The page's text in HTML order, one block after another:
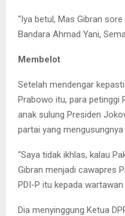
“Iya betul, Mas Gibran
Bandara Ahmad Yani,
Membelot
Setelah mendengar
Prabowo itu, para petinggi
anak sulung Presiden
partai yang
“Saya tidak ikhlas, kalau
Gibran menjadi cawapres
PDI-P itu kepada
Dia menyinggung Ketua